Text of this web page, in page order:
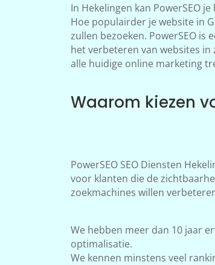
In Hekelingen kan PowerSEO
Hoe populairder je website in
zullen bezoeken. PowerSEO is
het verbeteren van websites
alle huidige online marketing
Waarom kiezen
PowerSEO SEO Diensten
voor klanten die de
zoekmachines willen
We hebben meer dan 10 jaar
optimalisatie.
We kennen minstens veel